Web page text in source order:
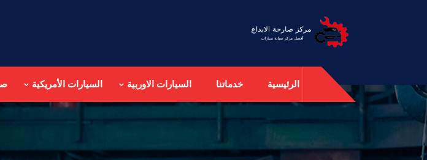
الرئيسية خدماتنا السيارات الاوربية السيارات الأمريكية